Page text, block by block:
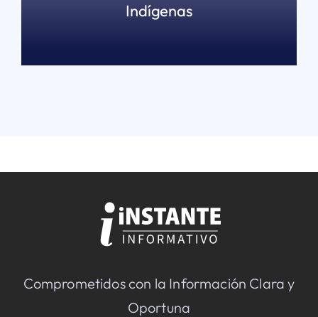
Indígenas
Comprometidos con la Información Clara y
Oportuna